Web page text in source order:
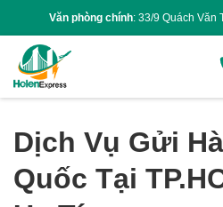
Văn phòng chính: 33/9 Quách Văn
Dịch Vụ Gửi
Quốc Tại